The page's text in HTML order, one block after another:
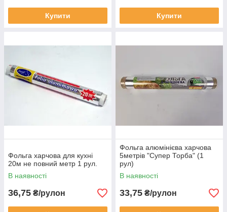
Купити Купити
Фольга харчова для кухні
20м не повний метр 1 рул.
В наявності
36,75 ₴/рулон
Фольга алюмінієва харчова
5метрів "Супер Торба" (1
рул)
В наявності
33,75 ₴/рулон